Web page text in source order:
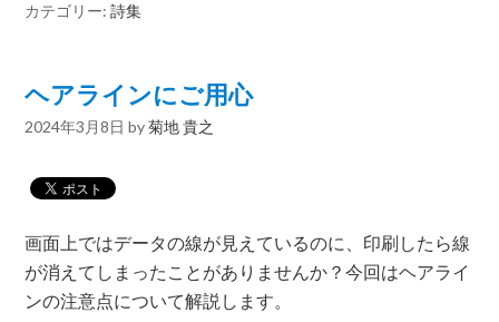
カテゴリー:詩集
ヘアラインにご用心
2024年3月8日 by菊地 貴之
画面上ではデータの線が見えているのに、印刷したら線
が消えてしまったことがありませんか？今回はヘアライ
ンの注意点について解説します。